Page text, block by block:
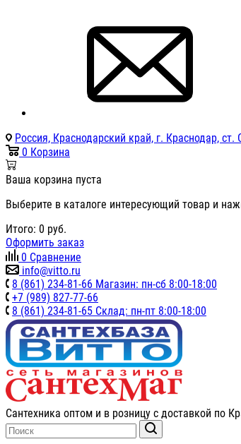
Россия, Краснодарский край, г. Краснодар,
0 Корзина
Ваша корзина пуста
Выберите в каталоге интересующий товар и
Итого: 0 руб.
Оформить заказ
0 Сравнение
info@vitto.ru
8 (861) 234-81-66 Магазин: пн-сб 8:00-18:00
+7 (989) 827-77-66
8 (861) 234-81-65 Склад: пн-пт 8:00-18:00
Сантехника оптом и в розницу с доставкой по